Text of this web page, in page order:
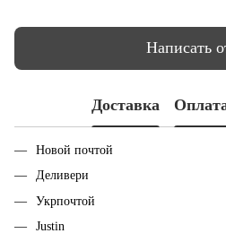
Написать
Доставка
Новой почтой
Деливери
Укрпочтой
Justin